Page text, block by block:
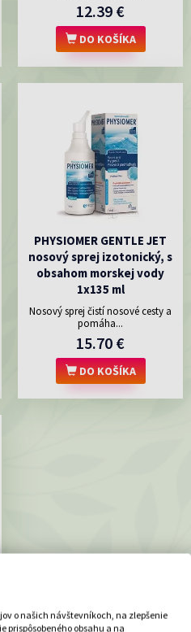
o našich návštevníkoch, na zlepšenie
prispôsobeného obsahu a na
12.39 €
DO KOŠÍKA
PHYSIOMER GENTLE JET
nosový sprej izotonický, s
obsahom morskej vody
1x135 ml
Nosový sprej čistí nosové cesty a
pomáha...
15.70 €
DO KOŠÍKA